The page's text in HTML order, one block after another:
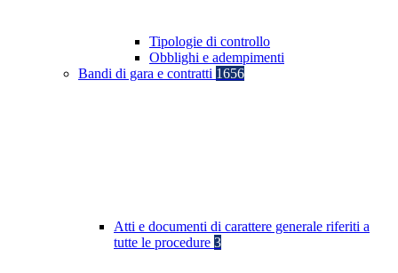
Tipologie di controllo
Obblighi e adempimenti
Bandi di gara e contratti 1656
Atti e documenti di carattere generale riferiti a
tutte le procedure 3